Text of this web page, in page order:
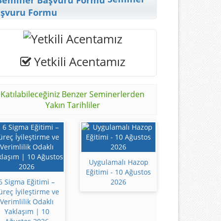
Formu
Yetkili Acentamız
Katılabileceğiniz Benzer Seminerlerden
Yakın Tarihliler
Sigma Eğitimi –
İyileştirme ve
Verimlilik Odaklı
Yaklaşım | 10
Uygulamalı Hazop
Eğitimi - 10 Ağustos
2026